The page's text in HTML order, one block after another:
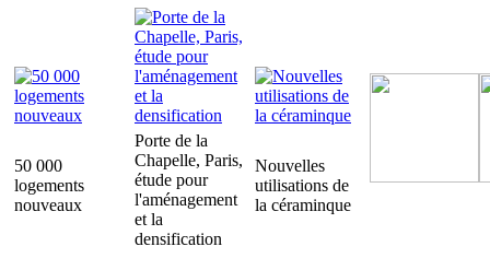
50 000
logements
nouveaux
Porte de la
Chapelle, Paris,
étude pour
l'aménagement
et la
densification
Nouvelles
utilisations de
la céraminque